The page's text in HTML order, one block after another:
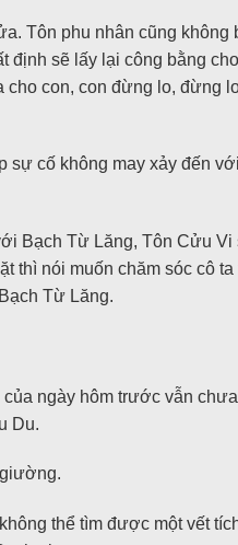
Tôn phu nhân cũng
định sẽ lấy lại công bằng
con, con đừng lo, đừng
cố không may xảy đến
Bạch Từ Lăng, Tôn Cửu Vi
thì nói muốn chăm sóc cô
Từ Lăng.
ngày hôm trước vẫn
Du.
thể tìm được một vết